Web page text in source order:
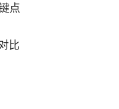
点
比